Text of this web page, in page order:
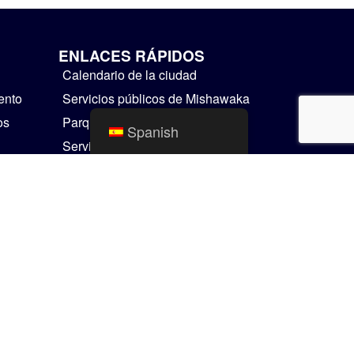
ENLACES RÁPIDOS
Calendario de la ciudad
Servicios públicos de Mishawaka
Parques y Recreación
Servicios Residenciales
Spanish